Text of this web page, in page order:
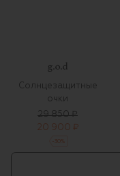
Солнцезащитные
очки
29 850 ₽
20 900 ₽
%